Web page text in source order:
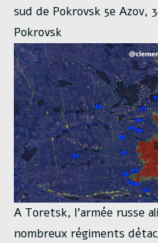
sud de Pokrovsk 5e Azov,
Pokrovsk
A Toretsk, l’armée russe
nombreux régiments